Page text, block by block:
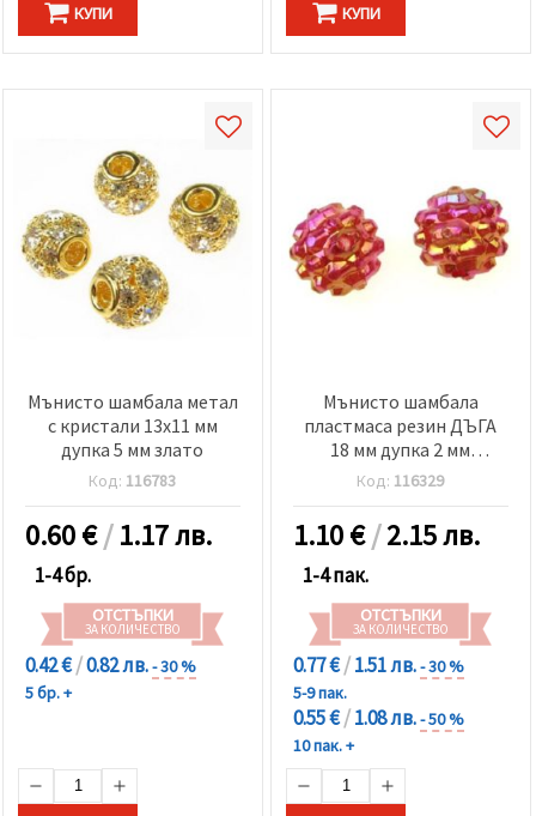
КУПИ КУПИ
Мънисто шамбала метал
с кристали 13x11 мм
дупка 5 мм злато
Код: 116783
0.60€/1.17 лв.
1-4 бр.
ОТСТЪПКИ
ЗА КОЛИЧЕСТВО
0.42 €/0.82 лв.- 30 %
5 бр. +
Мънисто шамбала
пластмаса резин ДЪГА
18 мм дупка 2 мм
червено -4 броя
Код: 116329
1.10€/2.15 лв.
1-4 пак.
ОТСТЪПКИ
ЗА КОЛИЧЕСТВО
0.77 €/1.51 лв.- 30 %
5-9 пак.
0.55 €/1.08 лв.- 50 %
10 пак. +